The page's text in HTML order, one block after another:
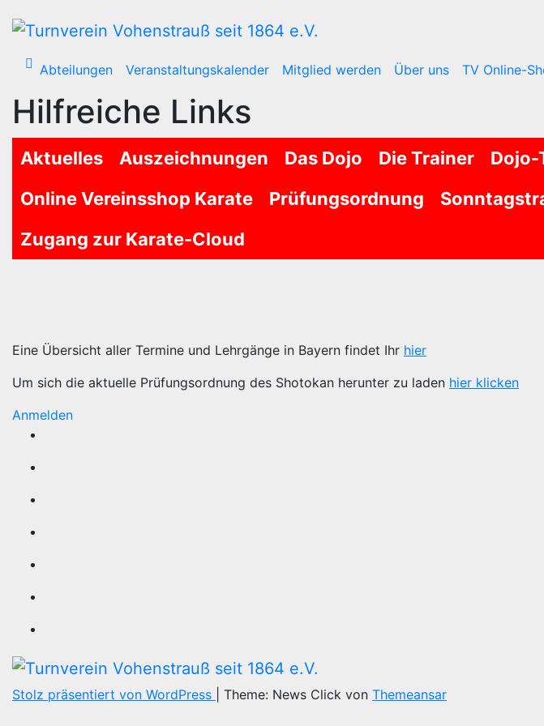
Inhalt
Abteilungen
Veranstaltungskalender Mitglied werden Über uns TV Online-
Hilfreiche Links
Aktuelles Auszeichnungen Das Dojo Die Trainer Dojo-
Online Vereinsshop Karate
Prüfungsordnung
Zugang zur Karate-Cloud
Eine Übersicht aller Termine und Lehrgänge in Bayern findet Ihr hier
Um sich die aktuelle Prüfungsordnung des Shotokan herunter zu laden hier klicken
Anmelden
Stolz präsentiert von WordPress Theme: News Click von Themeansar